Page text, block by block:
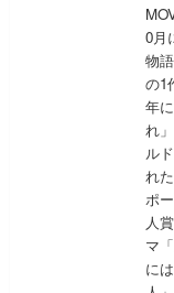
0月
物
の1
年
れ
ル
れ
ポ
人
マ
に